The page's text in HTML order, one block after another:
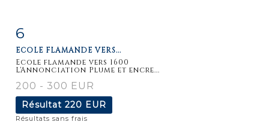
6
ECOLE FLAMANDE VERS...
Ecole flamande vers 1600
L'Annonciation Plume et encre...
200 - 300 EUR
Résultat 220 EUR
Résultats sans frais